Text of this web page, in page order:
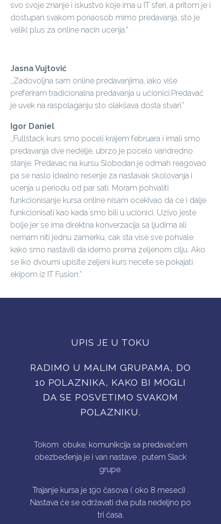
svo svoje znanje i iskustvo koje ima u IT sferi, a pritom je i
dostupan svakom ponaosob mimo predavanja, sto je
veliki plus za online nacin ucenja.”
Jasna Vujtović
,,Zadovoljna sam online predavanjima, iako više
preferiram tradicionalna predavanja u učionici.Predavač
je uvek na raspolaganju sto olakšava dosta stvari.”
Igor Daniel
,,Fullstack kurs smo poceli krajem februara i imali smo
predavanja dve nedelje, ubrzo je pocelo vandredno
stanje. Predavac na kursu Slobodan je odmah reagovao
pa se naslo idealno resenje za nastavak skolovanja i
ucenja u periodu od par sati. Moram pohvaliti
funkcionisanje kursa online nisam ocekivao da ce i dalje
funkcionisati kao kada smo bili u ucionici. Uzivo jeste
bolje jer se ima direktna konverzacija sa ljudima ali
nemam niti jednu zamerku, cak sta vise sve pohvale
kako smo nastavili da idemo prema zeljenom cilju. Ako
se iko dvoumi upisite zeljeni kurs necete se pokajati
ekipom iz IT Fusion.”
UPIS JE U TOKU
RADIMO U MALIM GRUPAMA, DO
10 POLAZNIKA, KAKO BI MOGLI
DA SE POSVETIMO SVAKOM
POLAZNIKU.
Tokom obuke, komunikcija sa predavačem
obezbeđenja je i van nastave , putem Slack
grupe.
Trajanje kursa je 190 časova ( oko 8 meseci) .
Nastava će se održavati dva puta nedeljno po
tri časa.